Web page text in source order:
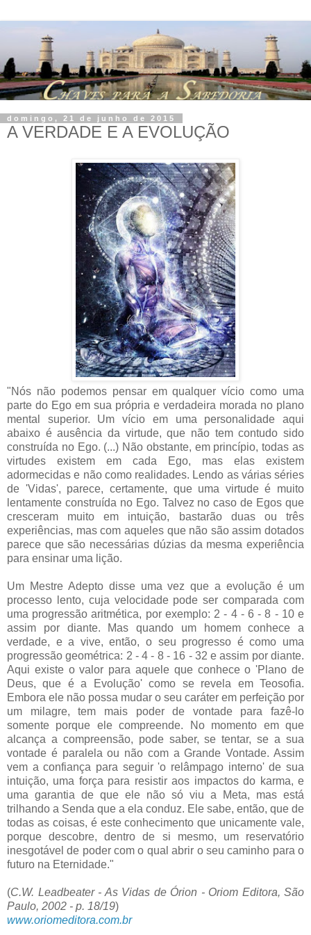
domingo, 21 de junho de 2015
A VERDADE E A EVOLUÇÃO
"Nós não podemos pensar em qualquer vício como uma
parte do Ego em sua própria e verdadeira morada no plano
mental superior. Um vício em uma personalidade aqui
abaixo é ausência da virtude, que não tem contudo sido
construída no Ego. (...) Não obstante, em princípio, todas as
virtudes existem em cada Ego, mas elas existem
adormecidas e não como realidades. Lendo as várias séries
de 'Vidas', parece, certamente, que uma virtude é muito
lentamente construída no Ego. Talvez no caso de Egos que
cresceram muito em intuição, bastarão duas ou três
experiências, mas com aqueles que não são assim dotados
parece que são necessárias dúzias da mesma experiência
para ensinar uma lição.
Um Mestre Adepto disse uma vez que a evolução é um
processo lento, cuja velocidade pode ser comparada com
uma progressão aritmética, por exemplo: 2 - 4 - 6 - 8 - 10 e
assim por diante. Mas quando um homem conhece a
verdade, e a vive, então, o seu progresso é como uma
progressão geométrica: 2 - 4 - 8 - 16 - 32 e assim por diante.
Aqui existe o valor para aquele que conhece o 'Plano de
Deus, que é a Evolução' como se revela em Teosofia.
Embora ele não possa mudar o seu caráter em perfeição por
um milagre, tem mais poder de vontade para fazê-lo
somente porque ele compreende. No momento em que
alcança a compreensão, pode saber, se tentar, se a sua
vontade é paralela ou não com a Grande Vontade. Assim
vem a confiança para seguir 'o relâmpago interno' de sua
intuição, uma força para resistir aos impactos do karma, e
uma garantia de que ele não só viu a Meta, mas está
trilhando a Senda que a ela conduz. Ele sabe, então, que de
todas as coisas, é este conhecimento que unicamente vale,
porque descobre, dentro de si mesmo, um reservatório
inesgotável de poder com o qual abrir o seu caminho para o
futuro na Eternidade."
(C.W. Leadbeater - As Vidas de Órion - Oriom Editora, São
Paulo, 2002 - p. 18/19)
www.oriomeditora.com.br